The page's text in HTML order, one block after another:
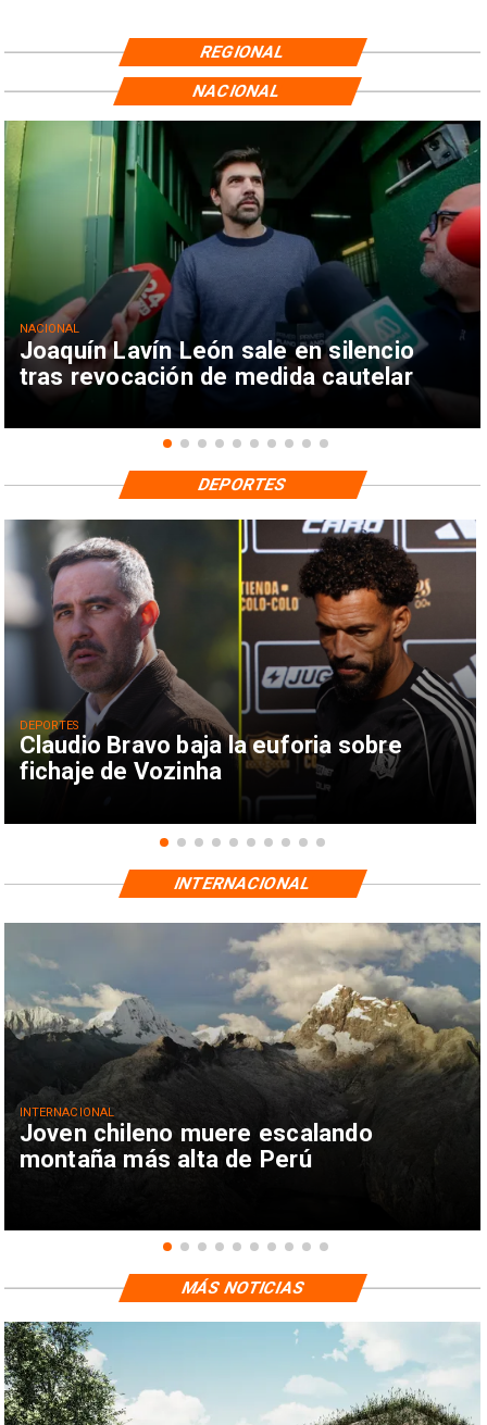
REGIONAL
Joaquín Lavín León sale en silencio
tras revocación de medida cautelar
NACIONAL
NACIONAL
Claudio Bravo baja la euforia sobre
fichaje de Vozinha
DEPORTES
DEPORTES
Joven chileno muere escalando
montaña más alta de Perú
INTERNACIONAL
INTERNACIONAL
MÁS NOTICIAS